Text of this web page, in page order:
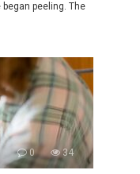
peeling. The
0 34